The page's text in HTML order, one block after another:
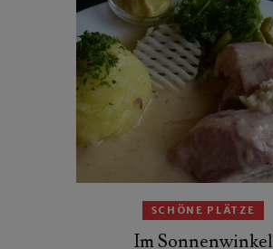
SCHÖNE PLÄTZE
Im Sonnenwinkel